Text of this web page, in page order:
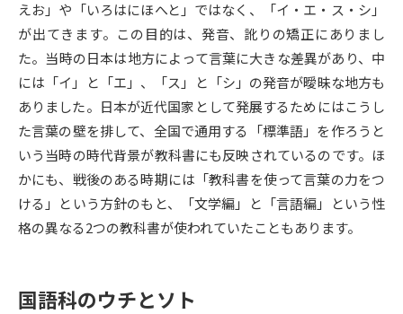
オープンキャンパスなどを調べる
オープンキャンパス検索 実施プログラムから探す
来場型・Web型イベント特集 夢ナビライブ
受験準備 資料検索
えお」や「いろはにほへと」ではなく、「イ・エ・ス・シ」
が出てきます。この目的は、発音、訛りの矯正にありまし
た。当時の日本は地方によって言葉に大きな差異があり、中
には「イ」と「エ」、「ス」と「シ」の発音が曖昧な地方も
ありました。日本が近代国家として発展するためにはこうし
た言葉の壁を排して、全国で通用する「標準語」を作ろうと
いう当時の時代背景が教科書にも反映されているのです。ほ
かにも、戦後のある時期には「教科書を使って言葉の力をつ
ける」という方針のもと、「文学編」と「言語編」という性
格の異なる2つの教科書が使われていたこともあります。
国語科のウチとソト